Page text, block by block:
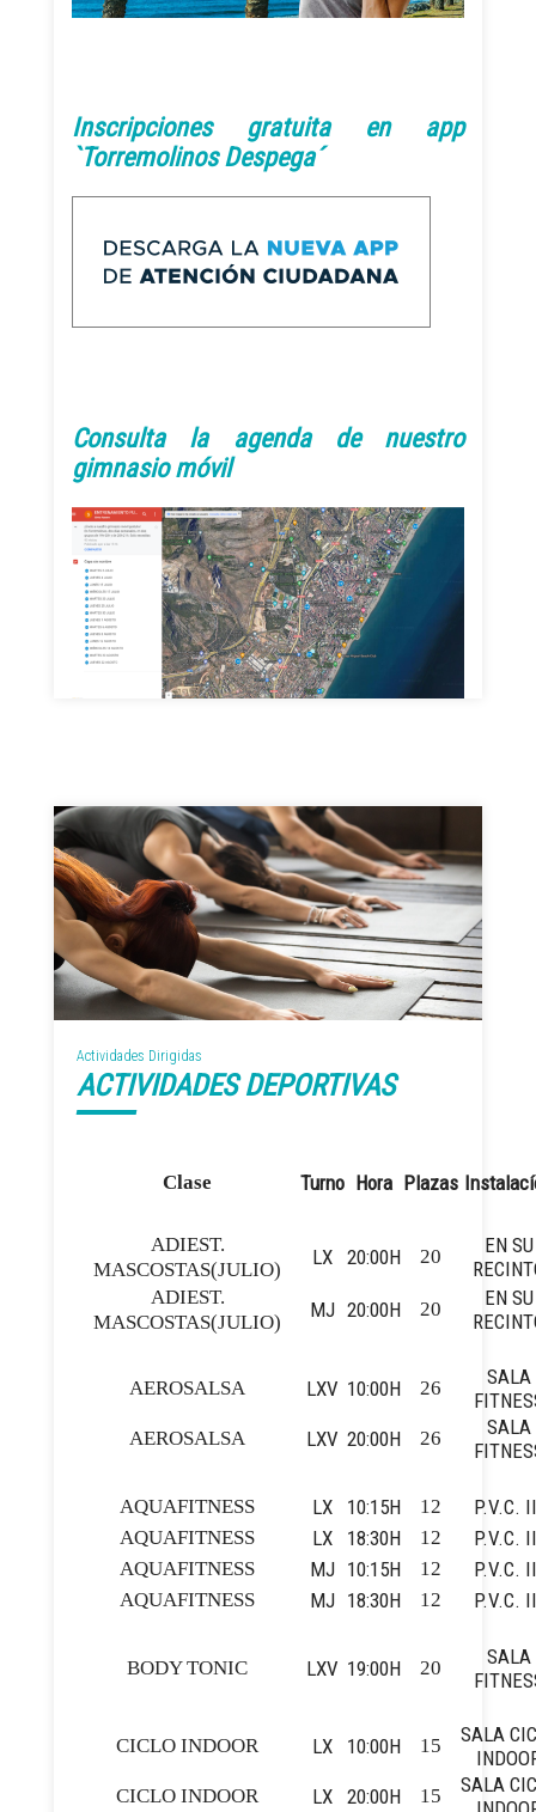
Inscripciones gratuita en app
`Torremolinos Despega´
Consulta la agenda de nuestro
gimnasio móvil
Actividades Dirigidas
ACTIVIDADES DEPORTIVAS
Clase Turno Hora Plazas
ADIEST.
MASCOSTAS(JULIO)
LX 20:00H 20
EN SU
ADIEST.
MASCOSTAS(JULIO)
MJ 20:00H 20
EN SU
AEROSALSA LXV 10:00H 26
SALA
AEROSALSA LXV 20:00H 26
SALA
AQUAFITNESS LX 10:15H 12 P.V.C.
AQUAFITNESS LX 18:30H 12 P.V.C.
AQUAFITNESS MJ 10:15H 12 P.V.C.
AQUAFITNESS MJ 18:30H 12 P.V.C.
BODY TONIC LXV 19:00H 20
SALA
CICLO INDOOR LX 10:00H 15
SALA
CICLO INDOOR LX 20:00H 15
SALA